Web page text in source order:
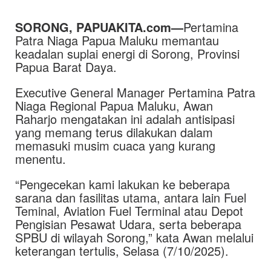
SORONG, PAPUAKITA.com—Pertamina
Patra Niaga Papua Maluku memantau
keadalan suplai energi di Sorong, Provinsi
Papua Barat Daya.
Executive General Manager Pertamina Patra
Niaga Regional Papua Maluku, Awan
Raharjo mengatakan ini adalah antisipasi
yang memang terus dilakukan dalam
memasuki musim cuaca yang kurang
menentu.
“Pengecekan kami lakukan ke beberapa
sarana dan fasilitas utama, antara lain Fuel
Teminal, Aviation Fuel Terminal atau Depot
Pengisian Pesawat Udara, serta beberapa
SPBU di wilayah Sorong,” kata Awan melalui
keterangan tertulis, Selasa (7/10/2025).